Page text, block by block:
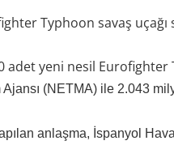
Typhoon savaş uçağı
adet yeni nesil
(NETMA) ile 2.043
anlaşma, İspanyol